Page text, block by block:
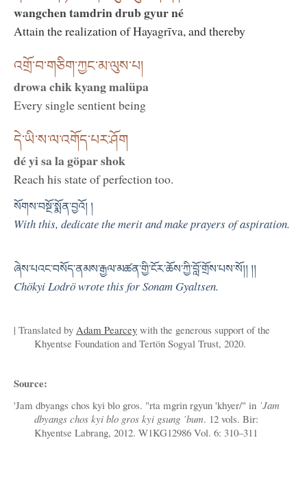
wangchen tamdrin drub gyur né
Attain the realization of Hayagrīva, and thereby
འགྲོ་བ་གཅིག་ཀྱང་མ་ལུས་པ།
drowa chik kyang malüpa
Every single sentient being
དེ་ཡི་ས་ལ་འགོད་པར་ཤོག
dé yi sa la göpar shok
Reach his state of perfection too.
སོགས་བསྔོ་སྨོན་བྱའོ། །
With this, dedicate the merit and make prayers of aspiration.
ཞེས་པའང་བསོད་ནམས་རྒྱལ་མཚན་གྱི་ངོར་ཆོས་ཀྱི་བློ་གྲོས་པས་སོ།། །།
Chökyi Lodrö wrote this for Sonam Gyaltsen.
| Translated by Adam Pearcey with the generous support of the
Khyentse Foundation and Tertön Sogyal Trust, 2020.
Source:
'Jam dbyangs chos kyi blo gros. "rta mgrin rgyun 'khyer/" in ’Jam
dbyangs chos kyi blo gros kyi gsung ’bum. 12 vols. Bir:
Khyentse Labrang, 2012. W1KG12986 Vol. 6: 310–311